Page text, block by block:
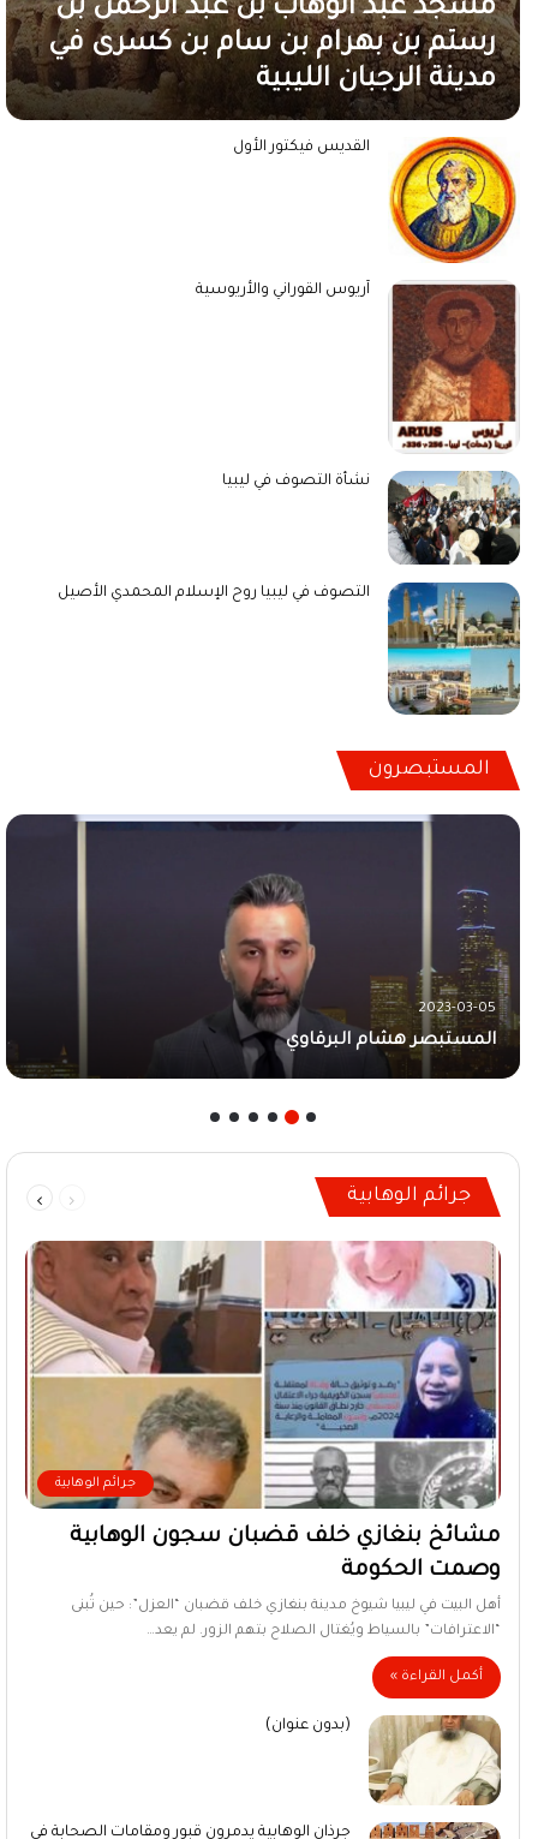
مسجد عبد الوهاب بن عبد الرحمن بن
رستم بن بهرام بن سام بن كسرى في
مدينة الرجبان الليبية
القديس فيكتور الأول
آريوس القوراني والأريوسية
نشأة التصوف في ليبيا
التصوف في ليبيا روح الإسلام المحمدي الأصيل
المستبصرون
2023-03-05
حافظ للقرآن الكريم يعلن استبصاره
جرائم الوهابية
الصفحة
جرائم الوهابية
مشائخ بنغازي خلف قضبان سجون الوهابية
وصمت الحكومة
أهل البيت في ليبيا شيوخ مدينة بنغازي خلف قضبان “العزل”: حين تُبنى
“الاعترافات” بالسياط ويُغتال الصلاح بتهم الزور. لم يعد…
أكمل القراءة »
(بدون عنوان)
جرذان الوهابية يدمرون قبور ومقامات الصحابة في